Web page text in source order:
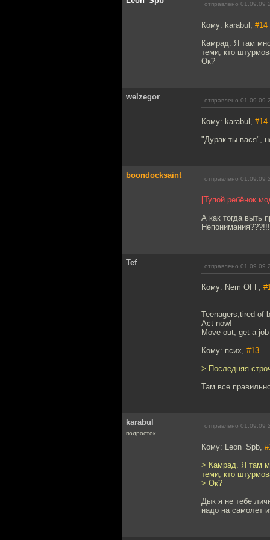
отправлено 01.09.09
Кому: karabul, #14
Камрад. Я там
теми, кто
Ок?
welzegor отправлено 01.09.09
Кому: karabul, #14
"Дурак ты вася",
boondocksaint отправлено 01.09.09
[Тупой ребёнок
А как тогда выть
Tef отправлено 01.09.09
Кому: Nem OFF,
Teenagers,tired of
Act now!
Move out, get a
Кому: псих, #13
> Последняя
Там все
karabul
подросток
отправлено 01.09.09
Кому: Leon_Spb,
> Камрад. Я там
теми, кто
> Ок?
Дык я не тебе
надо на самолет